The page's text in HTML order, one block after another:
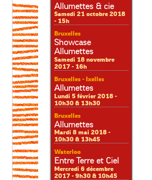
Allumettes & cie
Samedi 21 octobre 2018
- 15h
Bruxelles
Showcase
Allumettes
Samedi 18 novembre
2017 - 16h
Bruxelles - Ixelles
Allumettes
Lundi 5 février 2018 -
10h30 & 13h30
Bruxelles
Allumettes
Mardi 8 mai 2018 -
10h30 & 13h45
Waterloo
Entre Terre et Ciel
Mercredi 6 décembre
2017 - 9h30 & 10h45